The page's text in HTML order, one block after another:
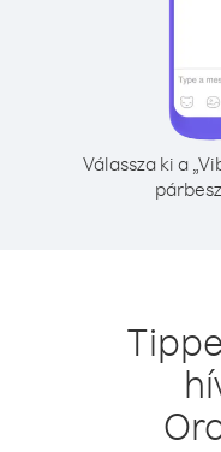
Válassza ki a